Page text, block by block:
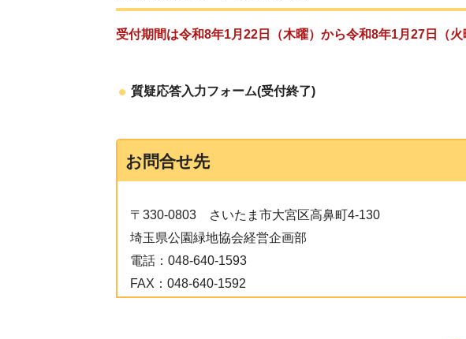
受付期間は令和8年1月22日（木曜）から令和8年1月27日（火
質疑応答入力フォーム(受付終了)
お問合せ先
〒330-0803
さいたま市大宮区高鼻町4-130
埼玉県公園緑地協会経営企画部
電話： 048-640-1593
FAX： 048-640-1592